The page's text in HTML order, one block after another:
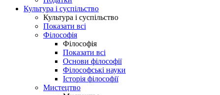
Культура і суспільство
Культура і суспільство
Показати всі
Філософія
Філософія
Показати всі
Основи філософії
Філософські науки
Історія філософії
Мистецтво